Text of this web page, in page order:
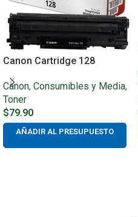
Canon Cartridge 128
Canon, Consumibles y Media,
Toner
$79.90
AÑADIR AL PRESUPUESTO